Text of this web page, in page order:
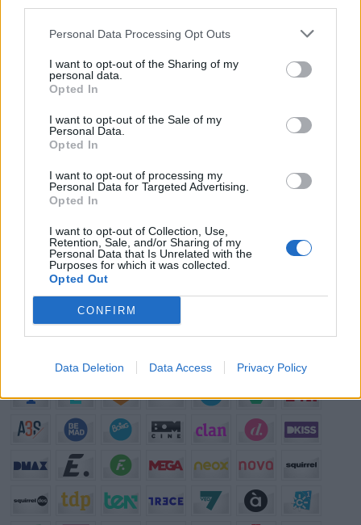
Personal Data Processing Opt Outs
I want to opt-out of the Sharing of my
personal data.
Opted In
I want to opt-out of the Sale of my
Personal Data.
Opted In
I want to opt-out of processing my
Personal Data for Targeted Advertising.
Opted In
I want to opt-out of Collection, Use,
Retention, Sale, and/or Sharing of my
Personal Data that Is Unrelated with the
Purposes for which it was collected.
Opted Out
CONFIRM
Data Deletion Data Access Privacy Policy
Añadir un comentario ...
en Streaming ⚽🍿🏀
El deporte no ocurre solo en el campo! ⚽🏈🏀
Descubre las series y docuseries más adictivas del
streaming que te mantendrán pegado a la
¡Guarda esta colección para tu próximo
maratón! 🍿🎬🎟️
Opina de Tele
Para ti, ¿cuál es la mejor serie de TV que se emite en España?
¿Cuál es el personaje de serie cómica con el que mejor te lo
¿Qué anuncio te gusta más de los que se emiten actualmente en
TV?
¿Cuál crees que es el mejor programa que hay en la televisión?
Programación de Televisión